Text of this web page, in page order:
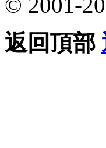
返回頂部